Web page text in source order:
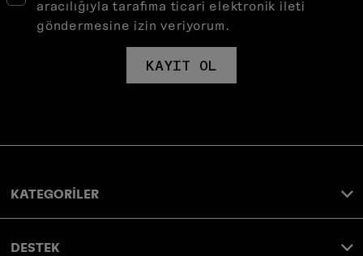
aracılığıyla tarafıma ticari elektronik ileti
göndermesine izin veriyorum.
KAYIT OL
KATEGORİLER
DESTEK